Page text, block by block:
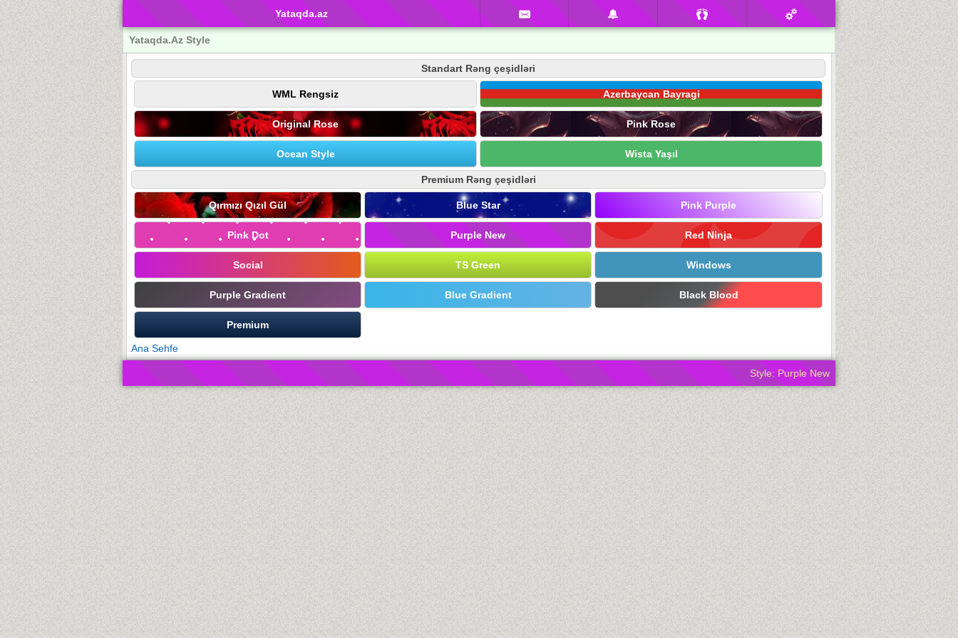
Yataqda.az
Yataqda.Az Style
Standart Rəng çeşidləri
WML Rengsiz Azerbaycan Bayragi
Original Rose Pink Rose
Ocean Style Wista Yaşıl
Premium Rəng çeşidləri
Qırmızı Qızıl Gül Blue Star Pink Purple
Pink Dot Purple New Red Ninja
Social TS Green Windows
Purple Gradient Blue Gradient Black Blood
Premium
Ana Sehfe
Style: Purple New